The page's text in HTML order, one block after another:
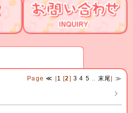
Page ≪ | 1 [2 ] 3 4 5 末尾 | ≫